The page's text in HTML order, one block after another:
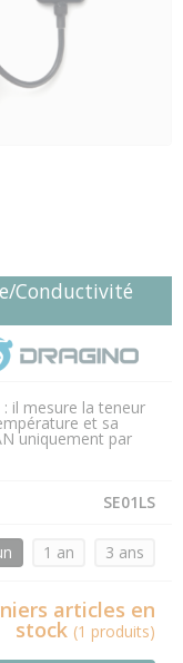
Conductivité
il mesure la teneur
et sa
uniquement par
SE01LS
1 an 3 ans
articles en
stock (1 produits)